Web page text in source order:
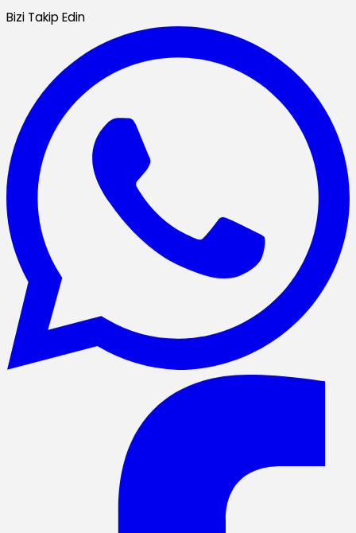
Bizi Takip Edin